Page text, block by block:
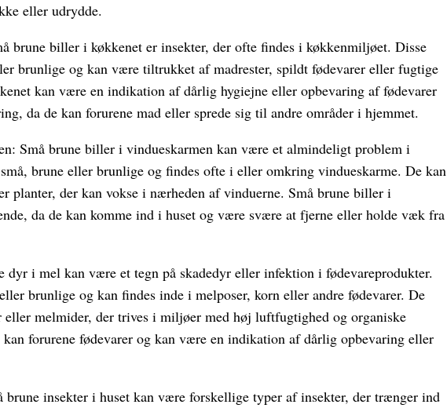
eller udrydde.
brune biller i køkkenet er insekter, der ofte findes i køkkenmiljøet. Disse
brunlige og kan være tiltrukket af madrester, spildt fødevarer eller fugtige
kan være en indikation af dårlig hygiejne eller opbevaring af fødevarer
da de kan forurene mad eller sprede sig til andre områder i hjemmet.
Små brune biller i vindueskarmen kan være et almindeligt problem i
brune eller brunlige og findes ofte i eller omkring vindueskarme. De kan
planter, der kan vokse i nærheden af vinduerne. Små brune biller i
da de kan komme ind i huset og være svære at fjerne eller holde væk fra
dyr i mel kan være et tegn på skadedyr eller infektion i fødevareprodukter.
brunlige og kan findes inde i melposer, korn eller andre fødevarer. De
melmider, der trives i miljøer med høj luftfugtighed og organiske
forurene fødevarer og kan være en indikation af dårlig opbevaring eller
brune insekter i huset kan være forskellige typer af insekter, der trænger ind